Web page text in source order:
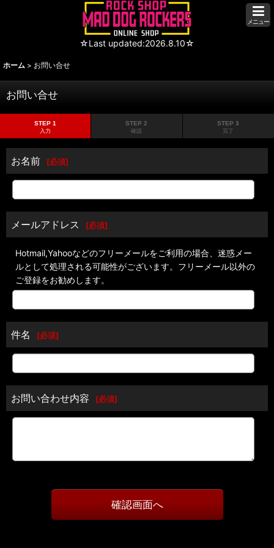
☆Last updated:2026.8.10☆
メニュー
ホーム > お問い合せ
お問い合せ
STEP 1
入力
STEP 2
確認
STEP 3
完了
お名前 [必須]
メールアドレス [必須]
Hotmail,Yahooなどのフリーメールをご利用の場合、迷惑メー
ルとして処理される可能性がございます。フリーメール以外の
ご登録をお勧めします。
件名 [必須]
お問い合わせ内容 [必須]
確認画面へ